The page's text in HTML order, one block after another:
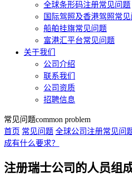
全球条形码注册常见问题
国际驾照及香港驾照常见
船舶挂旗常见问题
富港汇平台常见问题
关于我们
公司介绍
联系我们
公司资质
招聘信息
常见问题common problem
首页 常见问题 全球公司注册常见问
成有什么要求？
注册瑞士公司的人员组